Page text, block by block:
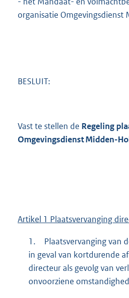
organisatie
BESLUIT:
Vast te stellen de Regeling
OmgevingsdienstMidden-
Artikel 1 Plaatsvervanging
1.
Plaatsvervanging van
in geval van kortdurende
directeur als gevolg van
onvoorziene